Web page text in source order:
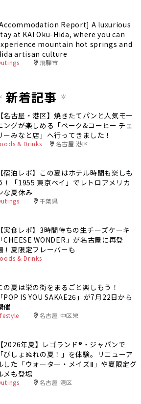
Report] A luxurious
at KAI Oku-Hida, where you can
mountain hot springs and
artisan culture
飛騨市
新着記事
【名古屋・港区】焼きたてパンと人気モー
ングが楽しめる「ベーク&コーヒー チェ
ーみなと店」へ行ってきました！
& Drinks 名古屋 港区
【宿泊レポ】この夏はホテル時間も楽しも
！「1955 東京ベイ」でレトロアメリカ
な夏休み
千葉県
【実食レポ】3時間待ちの生チーズケーキ
「CHEESE WONDER」が名古屋に再登
！夏限定フレーバーも
& Drinks
の夏は栄の街をまるごと楽しもう！
「POP IS YOU SAKAE26」が7月22日から
催
名古屋 中区栄
【2026年夏】レゴランド®・ジャパンで
「びしょぬれの夏！」を体験。リニューア
した「ウォーター・メイズⅡ」や夏限定グ
メも登場
名古屋 港区